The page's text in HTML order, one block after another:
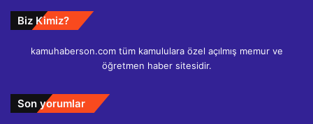
Biz Kimiz?
kamuhaberson.com tüm kamululara özel açılmış memur ve
öğretmen haber sitesidir.
Son yorumlar